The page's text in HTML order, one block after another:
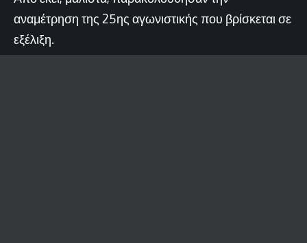
αναμέτρηση της 25ης αγωνιστικής που βρίσκεται σε
εξέλιξη.